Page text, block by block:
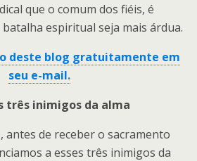
que o comum dos fiéis, é
espiritual seja mais árdua.
deste blog gratuitamente em
seu e-mail.
três inimigos da alma
antes de receber o sacramento
a esses três inimigos da